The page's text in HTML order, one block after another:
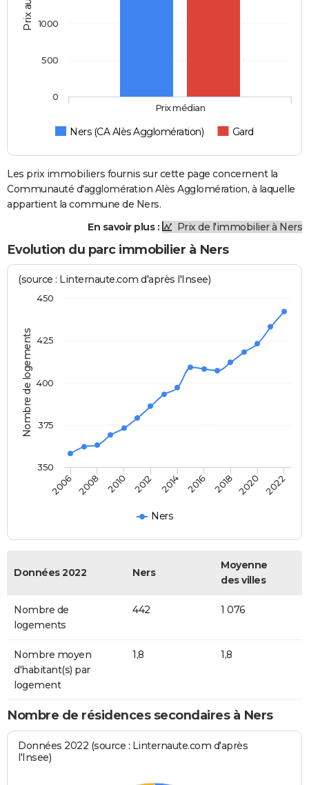
Ners (CA Alès Agglomération) Gard
Prix médian
0
500
1000
Les prix immobiliers fournis sur cette page concernent la
Communauté d'agglomération Alès Agglomération, à laquelle
appartient la commune de Ners.
En savoir plus :
Prix de l'immobilier à Ners
Evolution du parc immobilier à Ners
Nombre de logements
(source : Linternaute.com d'après l'Insee)
Ners
2006 2008 2010 2012 2014 2016 2018 2020 2022
350
375
400
425
450
Données 2022 Ners
Moyenne
des villes
Nombre de
logements
442 1 076
Nombre moyen
d'habitant(s) par
logement
1,8 1,8
Nombre de résidences secondaires à Ners
Données 2022 (source : Linternaute.com d'après
l'Insee)